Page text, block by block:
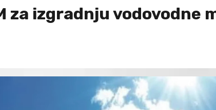
za izgradnju vodovodne